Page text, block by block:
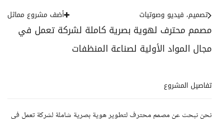
مصمم محترف لهوية بصرية كاملة لشركة تعمل في
مجال المواد الأولية لصناعة المنظفات
تصميم، فيديو وصوتيات أضف مشروع مماثل
تفاصيل المشروع
نحن نبحث عن مصمم محترف لتطوير هوية بصرية شاملة لشركة تعمل في